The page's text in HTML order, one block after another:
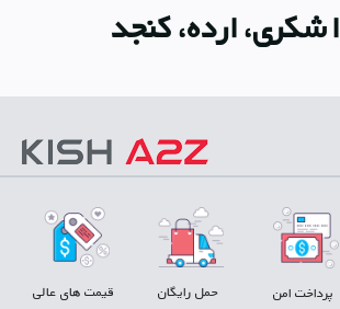
شکری، ارده، کنجد
پرداخت امن حمل رایگان قیمت های عالی